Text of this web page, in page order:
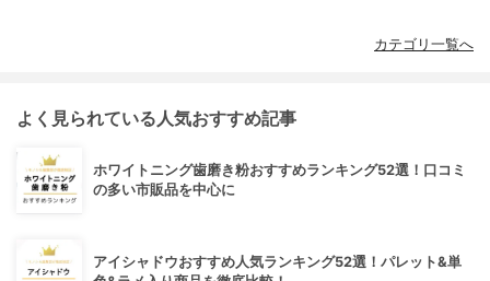
カテゴリ一覧へ
よく見られている人気おすすめ記事
ホワイトニング歯磨き粉おすすめランキング52選！口コミ
の多い市販品を中心に
アイシャドウおすすめ人気ランキング52選！パレット&単